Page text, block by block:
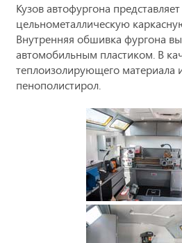
Кузов автофургона
цельнометаллическую
Внутренняя обшивка фургона
автомобильным пластиком. В
теплоизолирующего материала
пенополистирол.